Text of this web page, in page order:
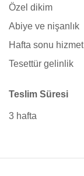
Özel dikim
Abiye ve nişanlık
Hafta sonu hizmet
Tesettür gelinlik
Teslim Süresi
3 hafta